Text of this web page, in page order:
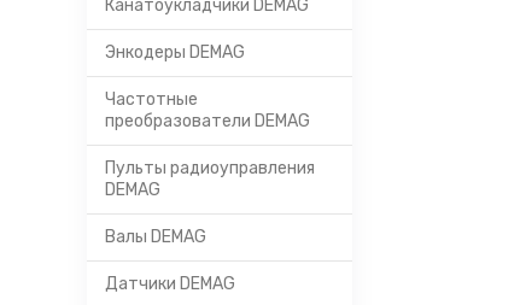
Канатоукладчики DEMAG
Энкодеры DEMAG
Частотные
преобразователи DEMAG
Пульты радиоуправления
DEMAG
Валы DEMAG
Датчики DEMAG